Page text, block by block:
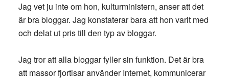
Jag vet ju inte om hon, kulturministern, anser att det
är bra bloggar. Jag konstaterar bara att hon varit med
och delat ut pris till den typ av bloggar.
Jag tror att alla bloggar fyller sin funktion. Det är bra
att massor fjortisar använder Internet, kommunicerar